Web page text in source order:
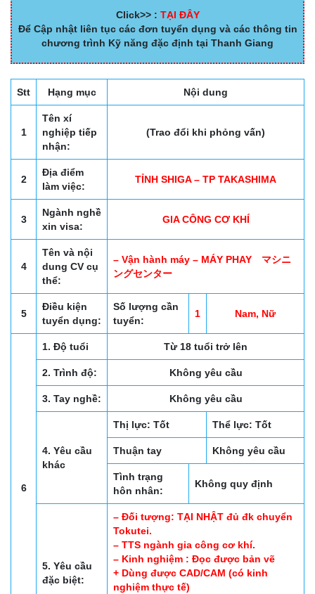
Click>> : TẠI ĐÂY
Để Cập nhật liên tục các đơn tuyển dụng và các thông tin
chương trình Kỹ năng đặc định tại Thanh Giang
Stt Hạng mục Nội dung
1
Tên xí
nghiệp tiếp
nhận:
(Trao đổi khi phỏng vấn)
2
Địa điểm
làm việc:
TỈNH SHIGA – TP TAKASHIMA
3
Ngành nghề
xin visa:
GIA CÔNG CƠ KHÍ
4
Tên và nội
dung CV cụ
thể:
– Vận hành máy – MÁY PHAY マシニ
ングセンター
5
Điều kiện
tuyển dụng:
Số lượng cần
tuyển:
1 Nam, Nữ
6
1. Độ tuổi Từ 18 tuổi trở lên
2. Trình độ: Không yêu cầu
3. Tay nghề: Không yêu cầu
4. Yêu cầu
khác
Thị lực: Tốt Thể lực: Tốt
Thuận tay Không yêu cầu
Tình trạng
hôn nhân:
Không quy định
5. Yêu cầu
đặc biệt:
– Đối tượng: TẠI NHẬT đủ đk chuyển
Tokutei.
– TTS ngành gia công cơ khí.
– Kinh nghiệm : Đọc được bản vẽ
+ Dùng được CAD/CAM (có kinh
nghiệm thực tế)